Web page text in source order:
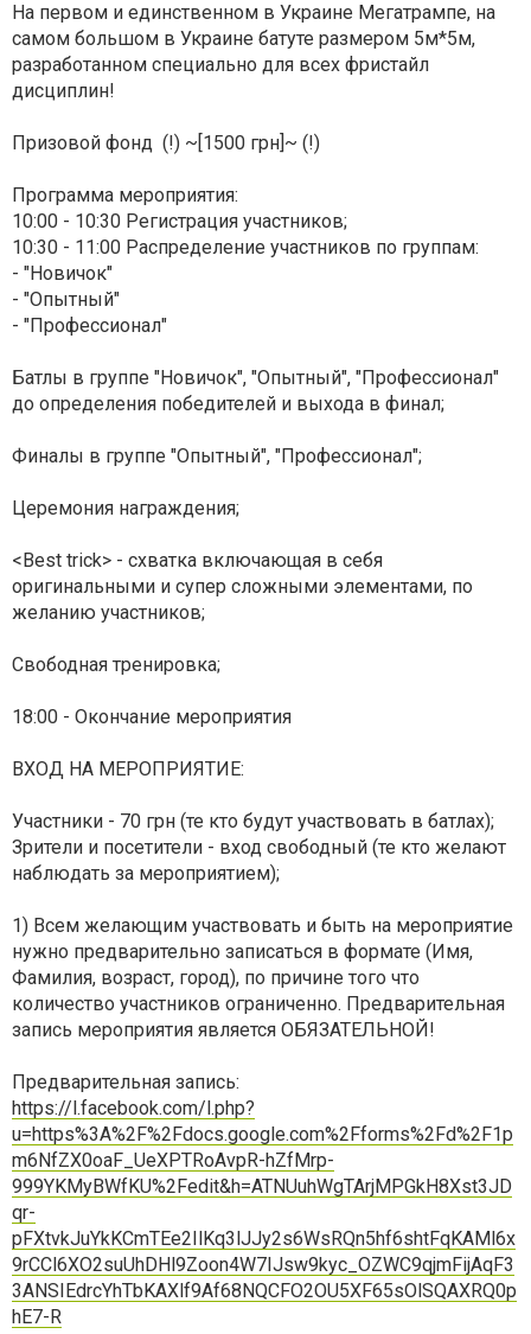
На первом и единственном в Украине Мегатрампе, на
самом большом в Украине батуте размером 5м*5м,
разработанном специально для всех фристайл
дисциплин!
Призовой фонд (!) ~[1500 грн]~ (!)
Программа мероприятия:
10:00 - 10:30 Регистрация участников;
10:30 - 11:00 Распределение участников по группам:
- "Новичок"
- "Опытный"
- "Профессионал"
Батлы в группе "Новичок", "Опытный", "Профессионал"
до определения победителей и выхода в финал;
Финалы в группе "Опытный", "Профессионал";
Церемония награждения;
<Best trick> - схватка включающая в себя
оригинальными и супер сложными элементами, по
желанию участников;
Cвободная тренировка;
18:00 - Окончание мероприятия
ВХОД НА МЕРОПРИЯТИЕ:
Участники - 70 грн (те кто будут участвовать в батлах);
Зрители и посетители - вход свободный (те кто желают
наблюдать за мероприятием);
1) Всем желающим участвовать и быть на мероприятие
нужно предварительно записаться в формате (Имя,
Фамилия, возраст, город), по причине того что
количество участников ограниченно. Предварительная
запись мероприятия является ОБЯЗАТЕЛЬНОЙ!
Предварительная запись:
https://l.facebook.com/l.php?
u=https%3A%2F%2Fdocs.google.com%2Fforms%2Fd%2F1p
m6NfZX0oaF_UeXPTRoAvpR-hZfMrp-
999YKMyBWfKU%2Fedit&h=ATNUuhWgTArjMPGkH8Xst3JD
qr-
pFXtvkJuYkKCmTEe2IlKq3lJJy2s6WsRQn5hf6shtFqKAMl6x
9rCCl6XO2suUhDHl9Zoon4W7IJsw9kyc_OZWC9qjmFijAqF3
3ANSIEdrcYhTbKAXlf9Af68NQCFO2OU5XF65sOlSQAXRQ0p
hE7-R